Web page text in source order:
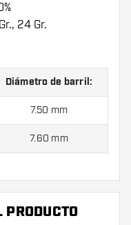
24 Gr.
Diámetro de barril:
7.50 mm
7.60 mm
1 juego de